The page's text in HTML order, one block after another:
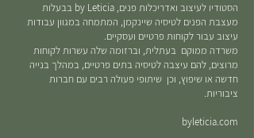
הסטודיו לעיצוב ואדריכלות פנים, by Leticia בבעלות
מעצבת הפנים לטיסיה שיינקמן, המתמחה במגוון עבודות
עיצוב עבור לקוחות פרטיים ועסקיים.
משרדה ממוקם בעתלית, וברזומה שלה עשרות לקוחות
מרוצים, להם עיצבה לטיסיה בתים פרטיים, במהלך בנייה
חדשה או שיפוץ, וכן שיתופי פעולה רבים עם חברות
ציבוריות.
byleticia.com